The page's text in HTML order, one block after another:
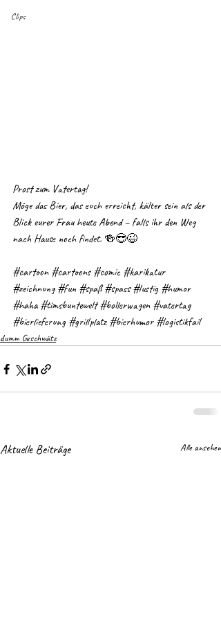
Clips
Prost zum Vatertag!
Möge das Bier, das euch erreicht, kälter sein als der
Blick eurer Frau heute Abend – falls ihr den Weg
nach Hause noch findet. 🍻😎😉
#cartoon #cartoons #comic #karikatur
#zeichnung #fun #spaß #spass #lustig #humor
#haha #timsbuntewelt #bollerwagen #vatertag
#bierlieferung #grillplatz #bierhumor #logistikfail
dumm Geschwätz
Aktuelle Beiträge Alle ansehen